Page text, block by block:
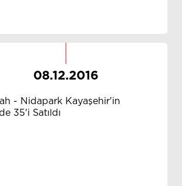
08.12.2016
- Nidapark Kayaşehir'in
35'i Satıldı